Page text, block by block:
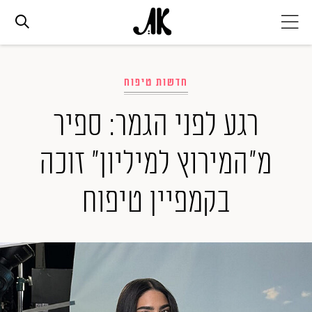
אופנה
ביוטי
סלבס
המגזין
חדשות טיפוח
רגע לפני הגמר: ספיר
מ"המירוץ למיליון" זוכה
בקמפיין טיפוח